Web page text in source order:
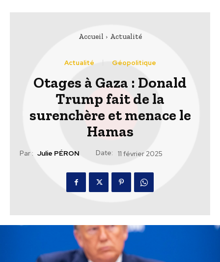
Accueil Actualité
Actualité Géopolitique
Otages à Gaza : Donald
Trump fait de la
surenchère et menace le
Hamas
Par : Julie PÉRON Date: 11 février 2025